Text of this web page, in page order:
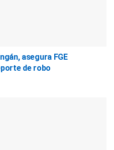
asegura FGE
de robo